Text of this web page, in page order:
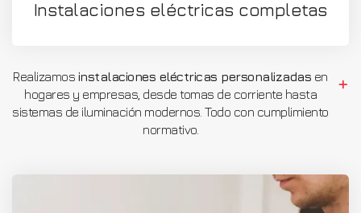
Instalaciones eléctricas completas
Realizamos instalaciones eléctricas personalizadas en
hogares y empresas, desde tomas de corriente hasta
sistemas de iluminación modernos. Todo con cumplimiento
normativo.